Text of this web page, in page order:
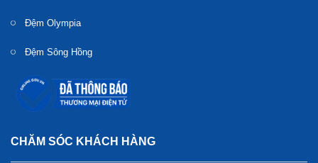
Chăn ga gối Misuko được người tiêu dùng Việt ưa chuộng
Chăn ga gối Misuko là ưu tiên sử dụng các chất liệu vải có
Đệm Olympia
Đệm Sông Hồng
CHĂM SÓC KHÁCH HÀNG